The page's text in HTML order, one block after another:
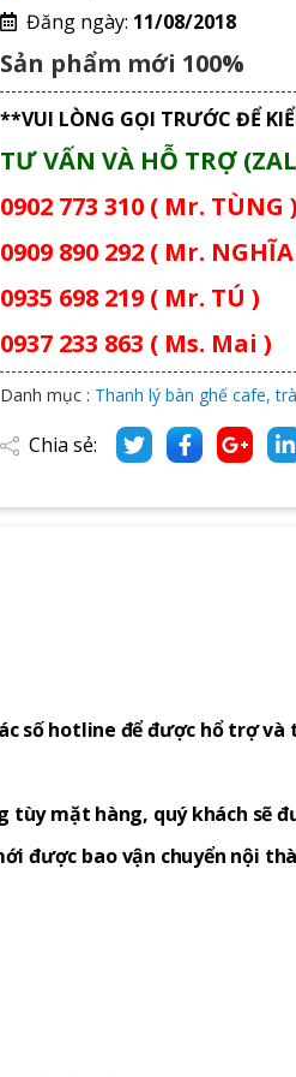
Đăng ngày: 11/08/2018
Sản phẩm mới 100%
**VUI LÒNG GỌI TRƯỚC ĐỂ
TƯ VẤN VÀ HỖ TRỢ
0902 773 310 ( Mr. TÙNG )
0909 890 292 ( Mr.
0935 698 219 ( Mr. TÚ )
0937 233 863 ( Ms. Mai )
Danh mục : Thanh lý bàn ghế cafe,
Chia sẻ:
số hotline để được hổ trợ
mặt hàng, quý khách sẽ
được bao vận chuyển nội